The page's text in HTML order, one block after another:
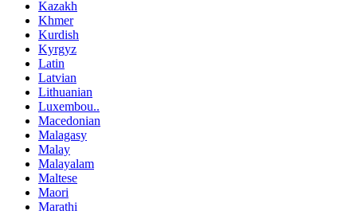
Kazakh
Khmer
Kurdish
Kyrgyz
Latin
Latvian
Lithuanian
Luxembou..
Macedonian
Malagasy
Malay
Malayalam
Maltese
Maori
Marathi